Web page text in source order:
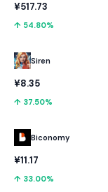
¥517.73
↑ 54.80%
Siren
¥8.35
↑ 37.50%
Biconomy
¥11.17
↑ 33.00%